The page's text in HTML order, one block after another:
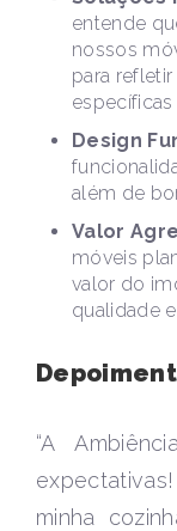
entende
nossos
para
Design
além de
Valor
móveis
valor do
qualidade
“A
minha